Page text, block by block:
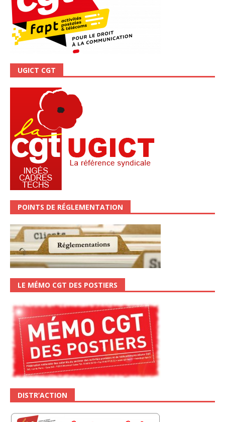
UGICT CGT
POINTS DE RÉGLEMENTATION
LE MÉMO CGT DES POSTIERS
DISTR’ACTION